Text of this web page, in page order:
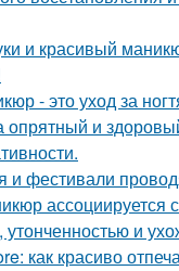
и красивый
- это уход за
и
и фестивали
ассоциируется с
утонченностью и
как красиво